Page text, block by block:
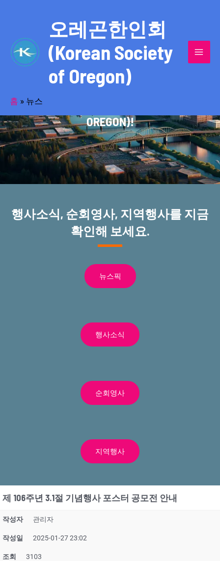
오레곤한인회
(Korean Society
of Oregon)
홈 » 뉴스
반세기의 세월을 품고 동포사회를 섬겨온
오레곤한인회(KOREAN SOCIETY OF
OREGON)!
행사소식, 순회영사, 지역행사를 지금
확인해 보세요.
뉴스픽
행사소식
순회영사
지역행사
제 106주년 3.1절 기념행사 포스터 공모전 안내
작성자 관리자
작성일 2025-01-27 23:02
조회 3103